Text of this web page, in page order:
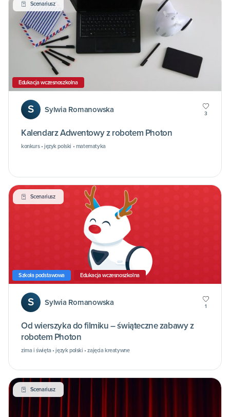
Scenariusz
Edukacja wczesnoszkolna
S Sylwia Romanowska 3
Kalendarz Adwentowy z robotem Photon
konkurs • język polski • matematyka
Scenariusz
Szkoła podstawowa Edukacja wczesnoszkolna
S Sylwia Romanowska 1
Od wierszyka do filmiku – świąteczne zabawy z
robotem Photon
zima i święta • język polski • zajęcia kreatywne
Scenariusz